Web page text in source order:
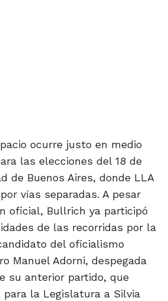
ocurre justo en medio
las elecciones del 18 de
de Buenos Aires, donde LLA
vías separadas. A pesar
oficial, Bullrich ya participó
de las recorridas por la
del oficialismo
Manuel Adorni, despegada
su anterior partido, que
para la Legislatura a Silvia